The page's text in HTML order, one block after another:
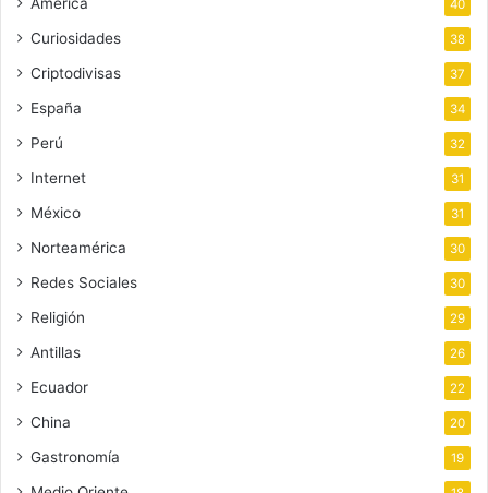
40
Curiosidades 38
Criptodivisas 37
España 34
Perú 32
Internet 31
México 31
Norteamérica 30
Redes Sociales 30
Religión 29
Antillas 26
Ecuador 22
China 20
Gastronomía 19